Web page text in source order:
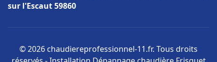
sur l'Escaut 59860
© 2026 chaudiereprofessionnel-11.fr. Tous droits